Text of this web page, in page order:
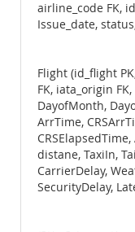
airline_code FK,
Issue_date,
Flight (id_flight
FK, iata_origin
DayofMonth,
ArrTime,
distane, TaxiIn,
CarrierDelay,
SecurityDelay,